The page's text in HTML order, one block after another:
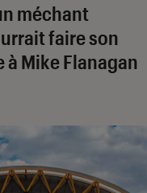
méchant
faire son
à Mike Flanagan